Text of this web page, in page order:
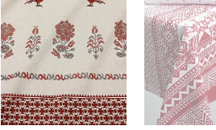
Мы публикуем здесь
промокоды и скидки до
категории
Электронная почта